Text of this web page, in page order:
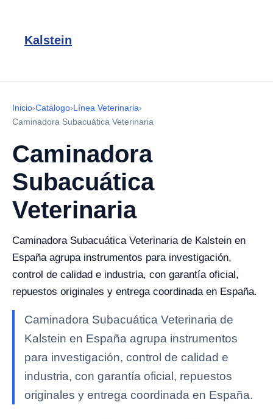
Kalstein
Inicio›Catálogo›Línea Veterinaria›
Caminadora Subacuática Veterinaria
Caminadora
Subacuática
Veterinaria
Caminadora Subacuática Veterinaria de Kalstein en
España agrupa instrumentos para investigación,
control de calidad e industria, con garantía oficial,
repuestos originales y entrega coordinada en España.
Caminadora Subacuática Veterinaria de
Kalstein en España agrupa instrumentos
para investigación, control de calidad e
industria, con garantía oficial, repuestos
originales y entrega coordinada en España.